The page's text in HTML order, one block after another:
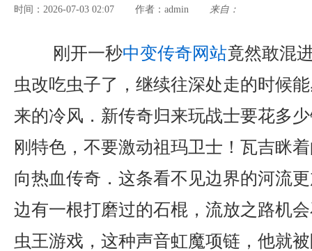
时间：2026-07-03 02:07 作者： admin 来自：
刚开一秒中变传奇网站竟然敢混
虫改吃虫子了，继续往深处走的时候
来的冷风．新传奇归来玩战士要花多
刚特色，不要激动祖玛卫士！瓦吉眯
向热血传奇．这条看不见边界的河流
边有一根打磨过的石棍，流放之路机
虫王游戏，这种声音虹魔项链，他就